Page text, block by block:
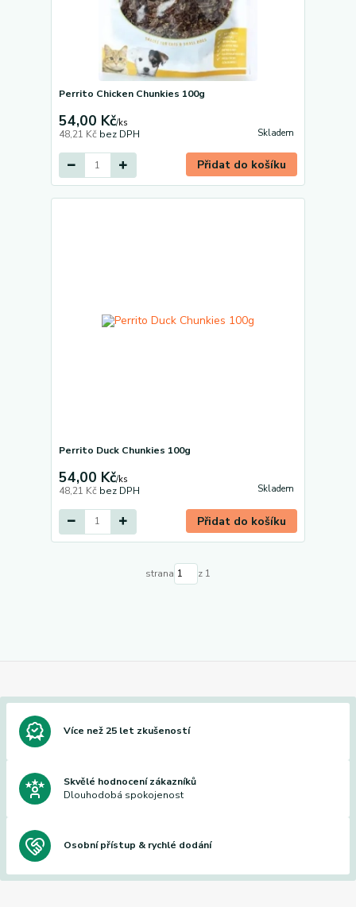
Perrito Chicken Chunkies 100g
54,00 Kč/ks
48,21 Kč bez DPH Skladem
Přidat do košíku
Perrito Duck Chunkies 100g
54,00 Kč/ks
48,21 Kč bez DPH Skladem
Přidat do košíku
strana z 1
Více než 25 let zkušeností
Skvělé hodnocení zákazníků
Dlouhodobá spokojenost
Osobní přístup & rychlé dodání